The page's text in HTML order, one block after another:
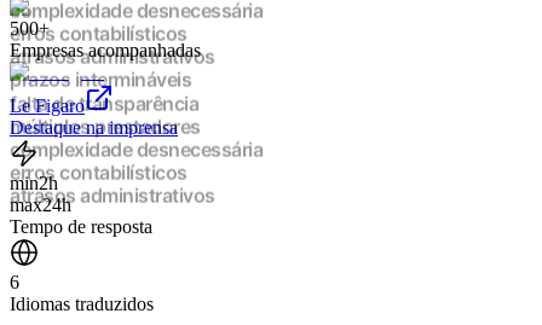
complexidade desnecessária
erros contabilísticos
atrasos administrativos
prazos intermináveis
falta de transparência
múltiplos prestadores
complexidade desnecessária
erros contabilísticos
atrasos administrativos
prazos intermináveis
falta de transparência
múltiplos prestadores
complexidade desnecessária
erros contabilísticos
500+
Empresas acompanhadas
Le Figaro
Destaque na imprensa
min2h
max24h
Tempo de resposta
6
Idiomas traduzidos